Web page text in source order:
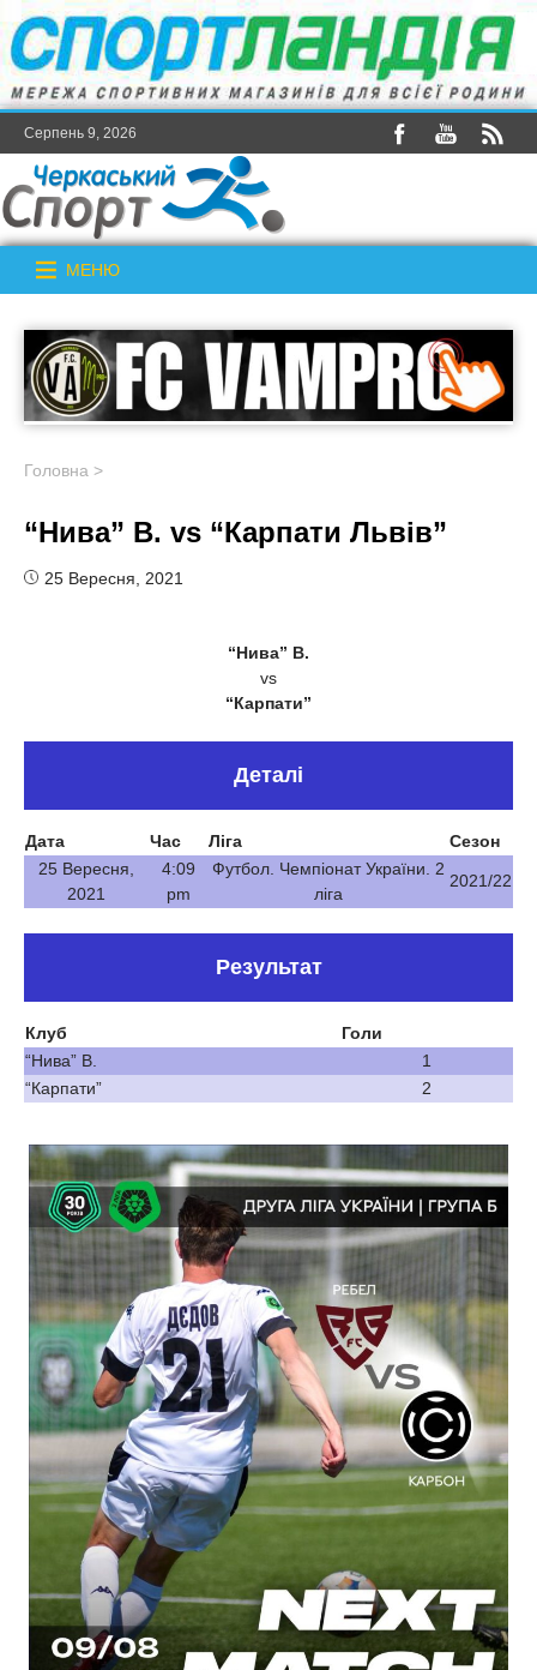
Серпень 9, 2026
МЕНЮ
Головна >
“Нива” В. vs “Карпати Львів”
25 Вересня, 2021
“Нива” В.
vs
“Карпати”
Деталі
Дата Час Ліга
Сезон
25 Вересня,
2021
4:09
pm
Футбол. Чемпіонат України. 2
ліга
2021/22
Результат
Клуб
Голи
“Нива” В.
1
“Карпати”
2